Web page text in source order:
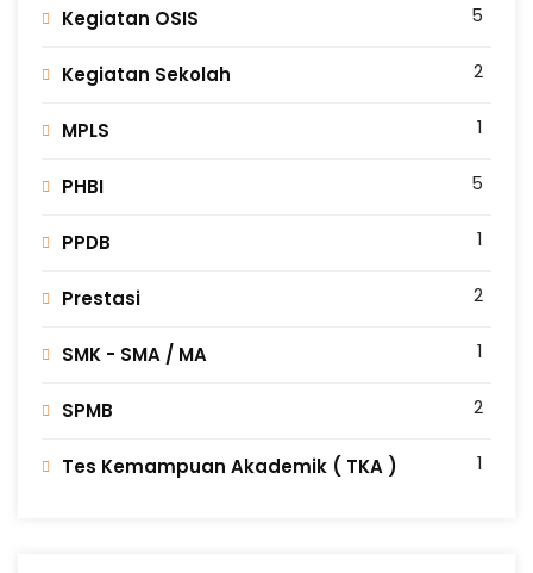
Kegiatan OSIS 5
Kegiatan Sekolah 2
MPLS 1
PHBI 5
PPDB 1
Prestasi 2
SMK - SMA / MA 1
SPMB 2
Tes Kemampuan Akademik ( TKA ) 1